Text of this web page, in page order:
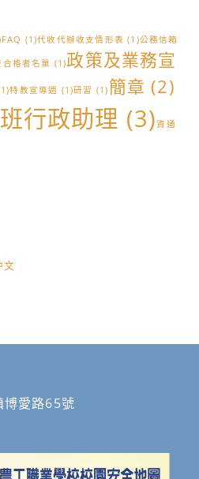
FAQ (1)代收代辦收支情形表 (1)公務信箱
合格者名單 (1)政策及業務宣
特教宣導週 (1)研習 (1) 簡章 (2)
行政助理 (3)資通
文
愛路65號